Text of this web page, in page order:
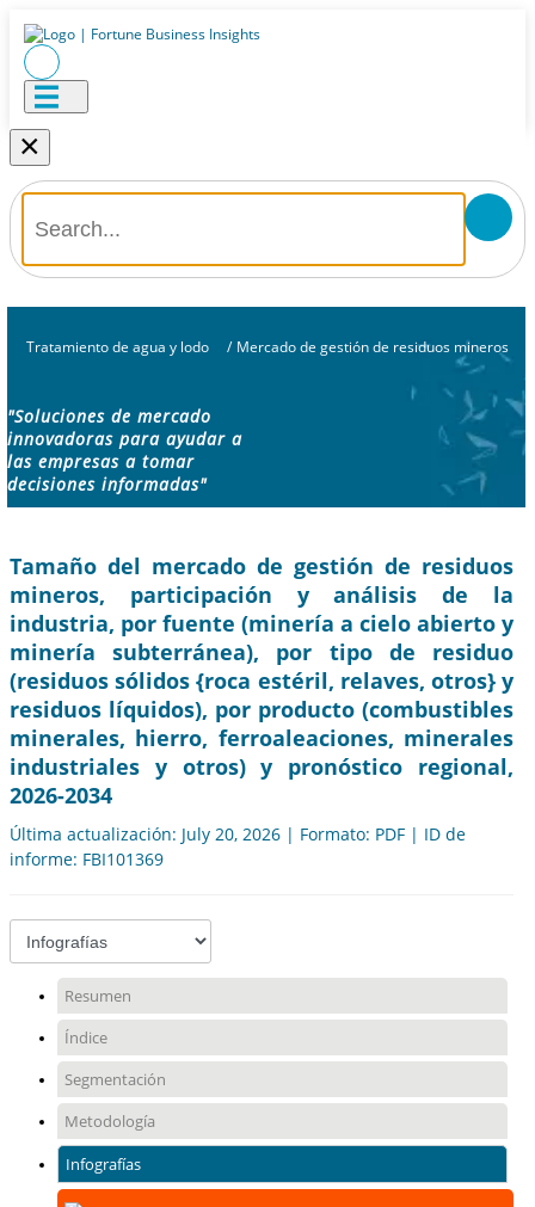
×
Tratamiento de agua y lodo / Mercado de gestión de residuos mineros
"Soluciones de mercado
innovadoras para ayudar a
las empresas a tomar
decisiones informadas"
Tamaño del mercado de gestión de residuos
mineros, participación y análisis de la
industria, por fuente (minería a cielo abierto y
minería subterránea), por tipo de residuo
(residuos sólidos {roca estéril, relaves, otros} y
residuos líquidos), por producto (combustibles
minerales, hierro, ferroaleaciones, minerales
industriales y otros) y pronóstico regional,
2026-2034
Última actualización: July 20, 2026 | Formato: PDF | ID de
informe: FBI101369
Resumen
Índice
Segmentación
Metodología
Infografías